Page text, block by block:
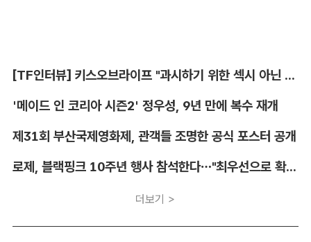
[TF인터뷰] 키스오브라이프 "과시하기 위한 섹시 아닌 당당함"
'메이드 인 코리아 시즌2' 정우성, 9년 만에 복수 재개
제31회 부산국제영화제, 관객들 조명한 공식 포스터 공개
로제, 블랙핑크 10주년 행사 참석한다…"최우선으로 확정"
더보기 >